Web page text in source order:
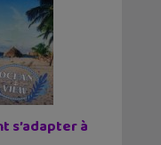
s’adapter à